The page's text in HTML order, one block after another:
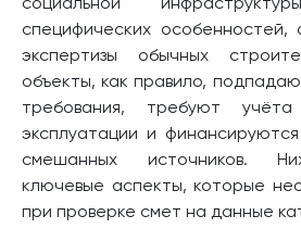
специфических
экспертизы обычных
объекты, как правило,
требования, требуют
эксплуатации и
смешанных источников.
ключевые аспекты, которые
при проверке смет на данные